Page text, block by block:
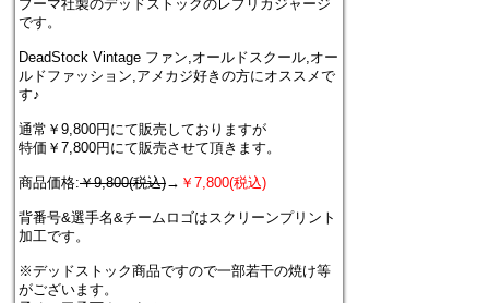
プーマ社製のデッドストックのレプリカジャージ
です。
DeadStock Vintage ファン,オールドスクール,オー
ルドファッション,アメカジ好きの方にオススメで
す♪
通常￥9,800円にて販売しておりますが
特価￥7,800円にて販売させて頂きます。
商品価格:￥9,800(税込)→ ￥7,800(税込)
背番号&選手名&チームロゴはスクリーンプリント
加工です。
※デッドストック商品ですので一部若干の焼け等
がございます。